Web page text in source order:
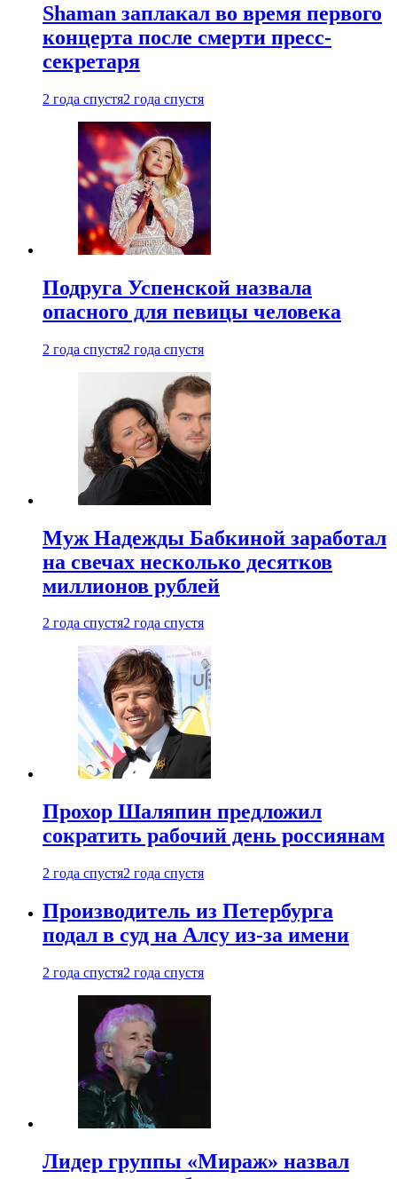
Shaman заплакал во время первого
концерта после смерти пресс-
секретаря
2 года спустя2 года спустя
Подруга Успенской назвала
опасного для певицы человека
2 года спустя2 года спустя
Муж Надежды Бабкиной заработал
на свечах несколько десятков
миллионов рублей
2 года спустя2 года спустя
Прохор Шаляпин предложил
сократить рабочий день россиянам
2 года спустя2 года спустя
Производитель из Петербурга
подал в суд на Алсу из-за имени
2 года спустя2 года спустя
Лидер группы «Мираж» назвал